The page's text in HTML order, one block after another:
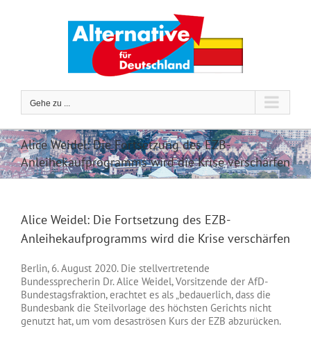
Gehe zu ...
Alice Weidel: Die Fortsetzung des EZB-
Anleihekaufprogramms wird die Krise verschärfen
Alice Weidel: Die Fortsetzung des EZB-
Anleihekaufprogramms wird die Krise verschärfen
Berlin, 6. August 2020. Die stellvertretende
Bundessprecherin Dr. Alice Weidel, Vorsitzende der AfD-
Bundestagsfraktion, erachtet es als „bedauerlich, dass die
Bundesbank die Steilvorlage des höchsten Gerichts nicht
genutzt hat, um vom desaströsen Kurs der EZB abzurücken.